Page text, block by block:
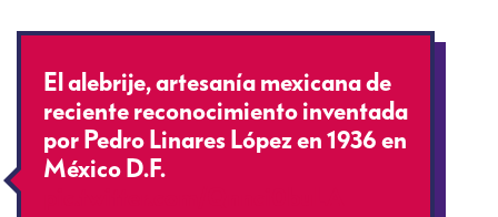
El alebrije, artesanía mexicana de
reciente reconocimiento inventada
por Pedro Linares López en 1936 en
México D.F.